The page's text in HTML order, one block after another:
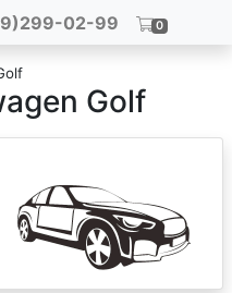
02-99 0
Golf